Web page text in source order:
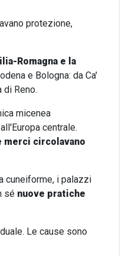
protezione,
Romagna e la
e Bologna: da Ca'
di Reno.
micenea
centrale.
circolavano
cuneiforme, i palazzi
sé nuove pratiche
Le cause sono